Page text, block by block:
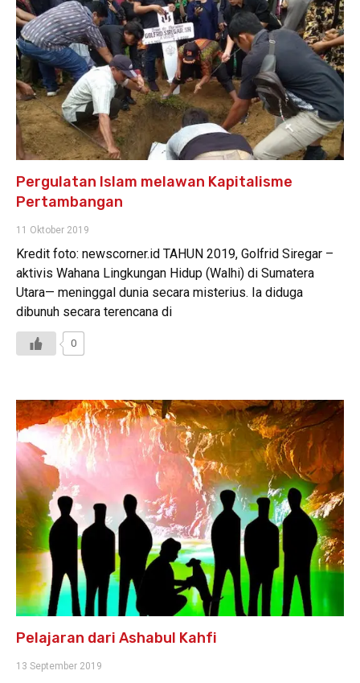
Pergulatan Islam melawan Kapitalisme
Pertambangan
11 Oktober 2019
Kredit foto: newscorner.id TAHUN 2019, Golfrid Siregar –
aktivis Wahana Lingkungan Hidup (Walhi) di Sumatera
Utara— meninggal dunia secara misterius. Ia diduga
dibunuh secara terencana di
0
Pelajaran dari Ashabul Kahfi
13 September 2019